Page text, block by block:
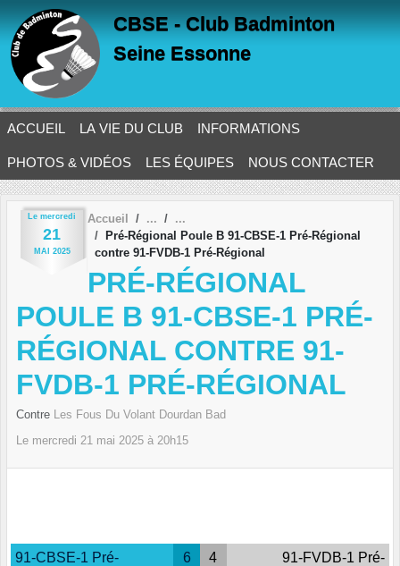
CBSE - Club Badminton
Seine Essonne
ACCUEIL LA VIE DU CLUB INFORMATIONS
PHOTOS & VIDÉOS LES ÉQUIPES NOUS CONTACTER
Le mercredi
21
MAI 2025
Accueil
Pré-Régional Poule B 91-CBSE-1 Pré-Régional
contre 91-FVDB-1 Pré-Régional
PRÉ-RÉGIONAL
POULE B 91-CBSE-1 PRÉ-
RÉGIONAL CONTRE 91-
FVDB-1 PRÉ-RÉGIONAL
Contre Les Fous Du Volant Dourdan Bad
Le mercredi 21 mai 2025 à 20h15
91-CBSE-1 Pré-
6 4
91-FVDB-1 Pré-
Panneau de gestion des cookies